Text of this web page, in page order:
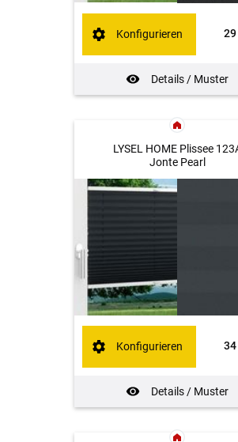
29
Details / Muster
Konfigurieren
LYSEL HOME Plissee
Jonte Pearl
34
Details / Muster
Konfigurieren